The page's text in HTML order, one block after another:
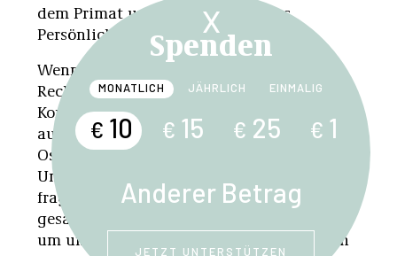
dem Primat und der Vormacht des
Persönlichen.
Wenn ich mich über die Abschaffung der
Rechtsstaatlichkeit, des
Konstitutionalismus und dergleichen
aufregen würde, dann würden die
Osteuropäer mich in Bezug auf die
Unterdrückung bürgerlicher Freiheiten
fragen: »Wart ihr nicht jene, die 1989
gesagt haben, dass der Staat dazu da ist,
um uns vor seinen eigenen Interventionen
X
Spenden
MONATLICH JÄHRLICH EINMALIG
€ 10 € 15 € 25 € 1
Anderer Betrag
JETZT UNTERSTÜTZEN